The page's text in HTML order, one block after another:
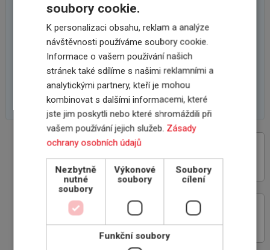
VÝHODY SPOLUPRÁCE
S INSCOM
ON-LINE ROZHRANÍ
POJIŠŤOVEN
soubory cookie.
K personalizaci obsahu, reklam a analýze
návštěvnosti používáme soubory cookie.
Informace o vašem používání našich
stránek také sdílíme s našimi reklamními a
analytickými partnery, kteří je mohou
kombinovat s dalšími informacemi, které
jste jim poskytli nebo které shromáždili při
vašem používání jejich služeb. Zásady
ochrany osobních údajů
Nezbytně
nutné
soubory
Výkonové
soubory
Soubory
cílení
Funkční soubory